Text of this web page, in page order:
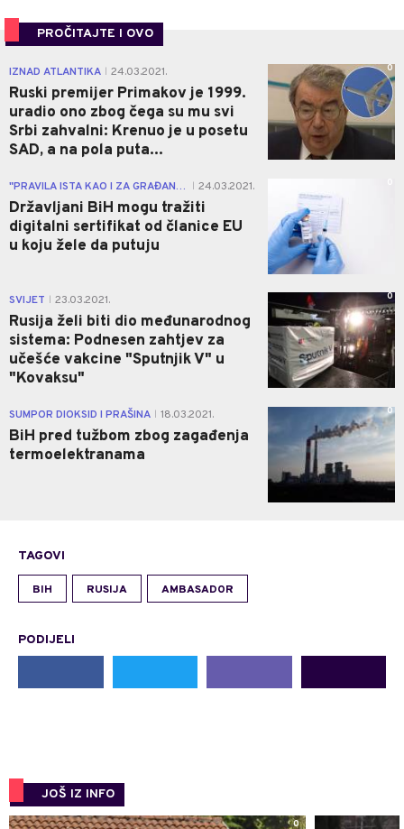
PROČITAJTE I OVO
IZNAD ATLANTIKA 24.03.2021.
Ruski premijer Primakov je 1999.
uradio ono zbog čega su mu svi
Srbi zahvalni: Krenuo je u posetu
SAD, a na pola puta...
0
"PRAVILA ISTA KAO I ZA GRAĐANE EU" 24.03.2021.
Državljani BiH mogu tražiti
digitalni sertifikat od članice EU
u koju žele da putuju
SVIJET 23.03.2021.
Rusija želi biti dio međunarodnog
sistema: Podnesen zahtjev za
učešće vakcine "Sputnjik V" u
"Kovaksu"
0
SUMPOR DIOKSID I PRAŠINA 18.03.2021.
BiH pred tužbom zbog zagađenja
termoelektranama
0
TAGOVI
BIH RUSIJA AMBASADOR
PODIJELI
JOŠ IZ INFO
0